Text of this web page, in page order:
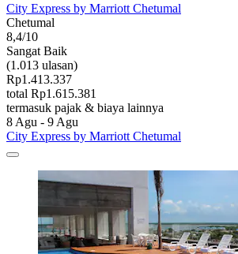
City Express by Marriott Chetumal
Chetumal
8,4/10
Sangat Baik
(1.013 ulasan)
Rp1.413.337
total Rp1.615.381
termasuk pajak & biaya lainnya
8 Agu - 9 Agu
City Express by Marriott Chetumal